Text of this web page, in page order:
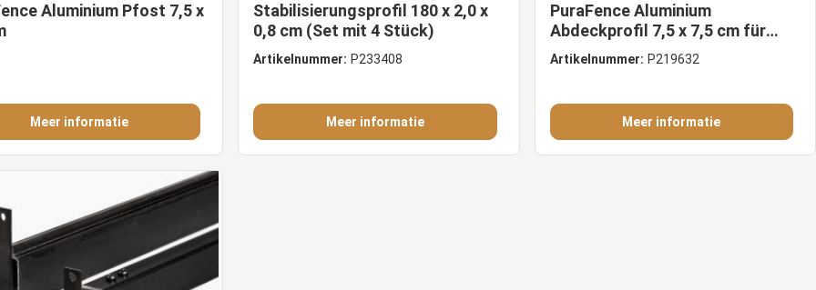
Pfost 7,5 x
Meer informatie
Stabilisierungsprofil 180 x 2,0 x
0,8 cm (Set mit 4 Stück)
Artikelnummer: P233408
Meer informatie
PuraFence Aluminium
Abdeckprofil 7,5 x 7,5 cm für
Fußzaunpfosten 192 cm
Artikelnummer: P219632
Meer informatie